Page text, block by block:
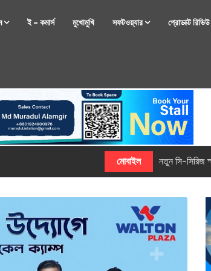
ই – কমার্স মুখোমুখি সফটওয়্যার প্রোডাক্ট রিভিউ